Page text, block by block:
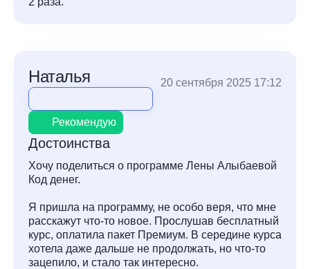
Наталья 20 сентября 2025 17:12
Рекомендую
Достоинства
Хочу поделиться о программе Лены Алыбаевой
Код денег.
Я пришла на программу, не особо веря, что мне
расскажут что-то новое. Прослушав бесплатный
курс, оплатила пакет Премиум. В середине курса
хотела даже дальше не продолжать, но что-то
зацепило, и стало так интересно.